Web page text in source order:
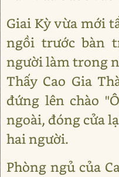
Giai Kỳ vừa mới
ngồi trước bàn
người làm trong
Thấy Cao Gia
đứng lên chào
ngoài, đóng cửa
hai người.
Phòng ngủ của